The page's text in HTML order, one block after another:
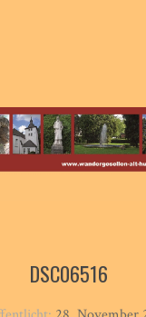
DSC06516